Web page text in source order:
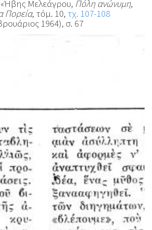
Μελεάγρου, Πόλη ανώνυμη,
Πορεία, τόμ. 10, τχ. 107-108
1964), σ. 67